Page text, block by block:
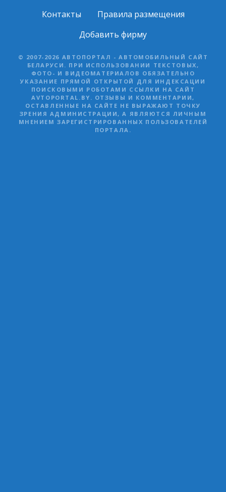
Контакты
Правила размещения
Добавить фирму
© 2007-2026 АВТОПОРТАЛ - АВТОМОБИЛЬНЫЙ САЙТ
БЕЛАРУСИ. ПРИ ИСПОЛЬЗОВАНИИ ТЕКСТОВЫХ,
ФОТО- И ВИДЕОМАТЕРИАЛОВ ОБЯЗАТЕЛЬНО
УКАЗАНИЕ ПРЯМОЙ ОТКРЫТОЙ ДЛЯ ИНДЕКСАЦИИ
ПОИСКОВЫМИ РОБОТАМИ ССЫЛКИ НА САЙТ
AVTOPORTAL.BY. ОТЗЫВЫ И КОММЕНТАРИИ,
ОСТАВЛЕННЫЕ НА САЙТЕ НЕ ВЫРАЖАЮТ ТОЧКУ
ЗРЕНИЯ АДМИНИСТРАЦИИ, А ЯВЛЯЮТСЯ ЛИЧНЫМ
МНЕНИЕМ ЗАРЕГИСТРИРОВАННЫХ ПОЛЬЗОВАТЕЛЕЙ
ПОРТАЛА.